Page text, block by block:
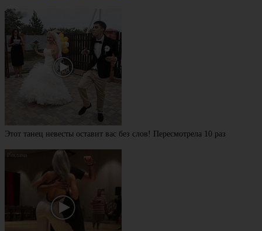
Этот танец невесты оставит вас без слов! Пересмотрела 10 раз